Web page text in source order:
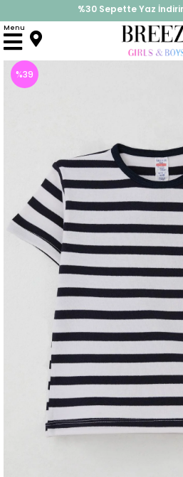
%30 Sepette Yaz
İndirimlere ek %10 İndirimi
Menu
Anasayfa Üst Giyim Tişört
%39